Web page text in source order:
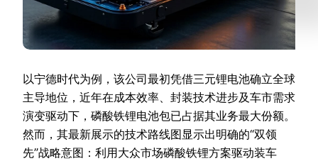
以宁德时代为例，该公司最初凭借三元锂电池确立全球
主导地位，近年在成本效率、封装技术进步及车市需求
演变驱动下，磷酸铁锂电池包已占据其业务最大份额。
然而，其最新展示的技术路线图显示出明确的“双领
先”战略意图：利用大众市场磷酸铁锂方案驱动装车